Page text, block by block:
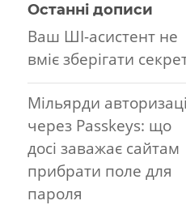
Останні дописи
Ваш ШІ-асистент не
вміє зберігати
Мільярди
через Passkeys: що
досі заважає сайтам
прибрати поле для
пароля